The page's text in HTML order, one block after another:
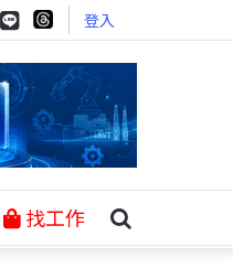
登入
找工作